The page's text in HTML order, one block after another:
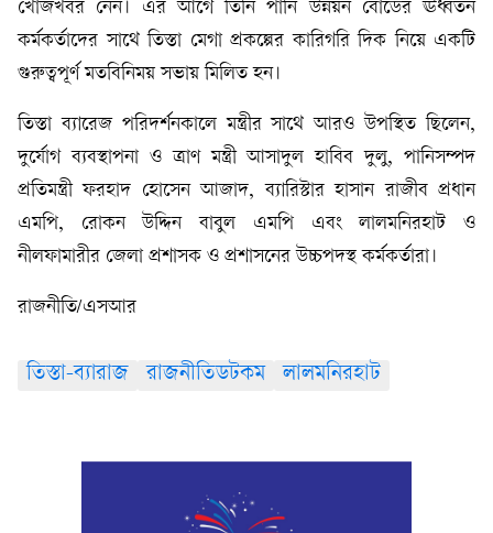
খোঁজখবর নেন। এর আগে তিনি পানি উন্নয়ন বোর্ডের ঊর্ধ্বতন
কর্মকর্তাদের সাথে তিস্তা মেগা প্রকল্পের কারিগরি দিক নিয়ে একটি
গুরুত্বপূর্ণ মতবিনিময় সভায় মিলিত হন।
তিস্তা ব্যারেজ পরিদর্শনকালে মন্ত্রীর সাথে আরও উপস্থিত ছিলেন,
দুর্যোগ ব্যবস্থাপনা ও ত্রাণ মন্ত্রী আসাদুল হাবিব দুলু, পানিসম্পদ
প্রতিমন্ত্রী ফরহাদ হোসেন আজাদ, ব্যারিস্টার হাসান রাজীব প্রধান
এমপি, রোকন উদ্দিন বাবুল এমপি এবং লালমনিরহাট ও
নীলফামারীর জেলা প্রশাসক ও প্রশাসনের উচ্চপদস্থ কর্মকর্তারা।
রাজনীতি/এসআর
তিস্তা-ব্যারাজ রাজনীতিডটকম লালমনিরহাট